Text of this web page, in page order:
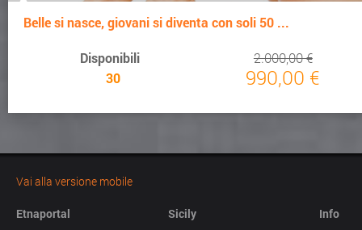
Belle si nasce, giovani si diventa con soli 50 ...
Disponibili
30
2.000,00 €
990,00 €
Vai alla versione mobile
Etnaportal
Sicily
Info